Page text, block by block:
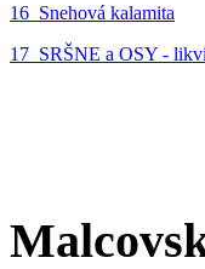
16_Snehová kalamita
17_SRŠNE a OSY -